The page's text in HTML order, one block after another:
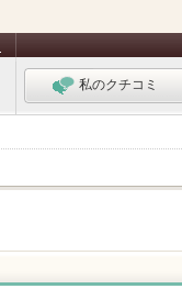
私のクチコミ